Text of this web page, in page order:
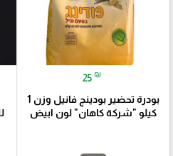
25 ₪
بودرة تحضير بودينج فانيل وزن 1
كيلو "شركة كاهان" لون ابيض